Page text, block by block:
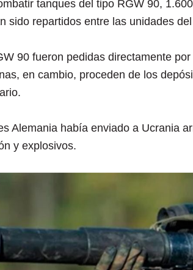
tanques del tipo RGW 90,
sido repartidos entre las unidades
90 fueron pedidas directamente
en cambio, proceden de los
Alemania había enviado a Ucrania
y explosivos.